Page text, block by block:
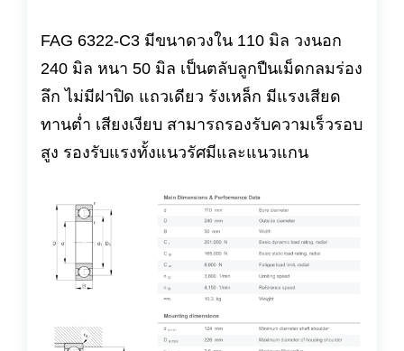
FAG 6322-C3 มีขนาดวงใน 110 มิล วงนอก
240 มิล หนา 50 มิล เป็นตลับลูกปืนเม็ดกลมร่อง
ลึก ไม่มีฝาปิด แถวเดียว รังเหล็ก มีแรงเสียด
ทานต่ำ เสียงเงียบ สามารถรองรับความเร็วรอบ
สูง รองรับแรงทั้งแนวรัศมีและแนวแกน